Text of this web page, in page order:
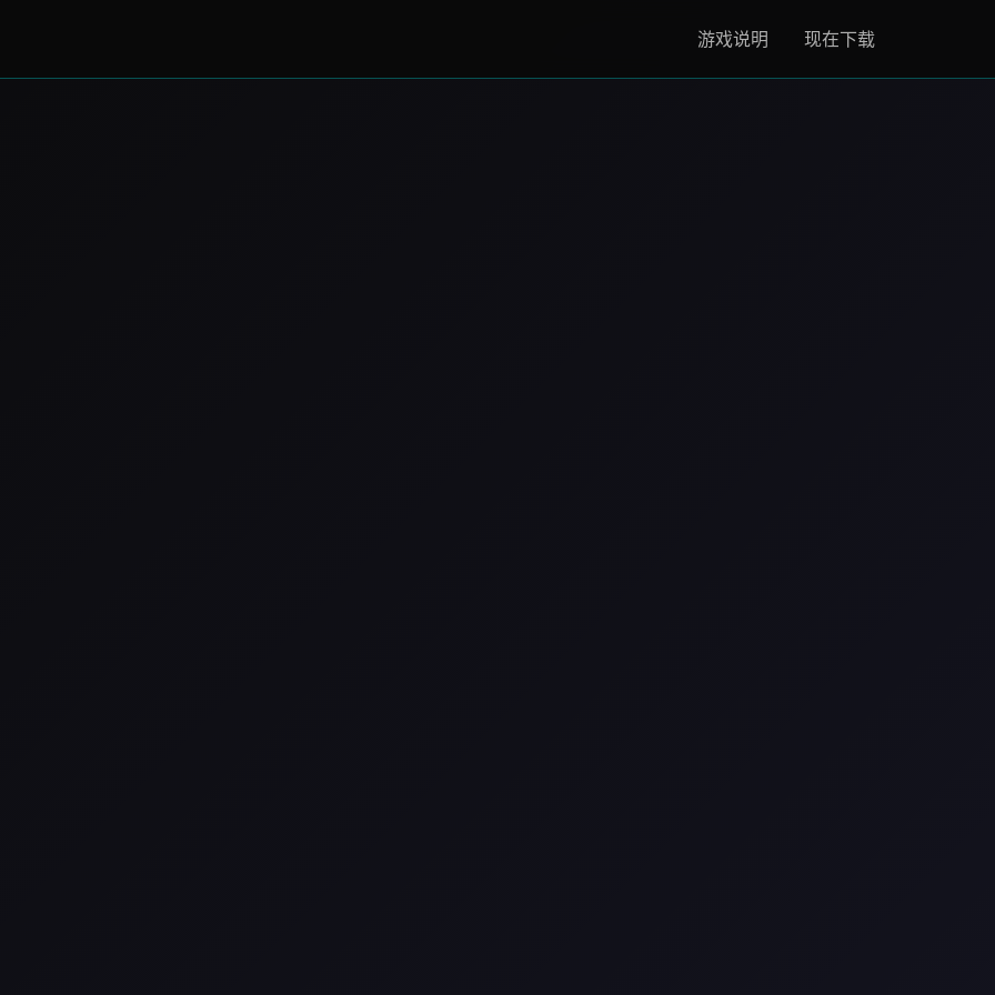
游戏说明 现在下载